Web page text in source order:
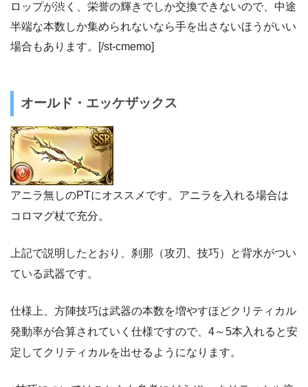
ロップが渋く、栄誉の輝きでしか交換できないので、中途
半端な本数しか集められないなら手を出さないほうがいい
場合もあります。[/st-cmemo]
オールド・エッケザックス
アニラ無しのPTにオススメです。アニラを入れる場合は
コロマグ杖で充分。
上記で説明したとおり、刹那（攻刃、技巧）と背水がつい
ている武器です。
仕様上、方陣技巧は武器の本数を増やすほどクリティカル
発動率が合算されていく仕様ですので、4～5本入れると安
定してクリティカルを出せるようになります。